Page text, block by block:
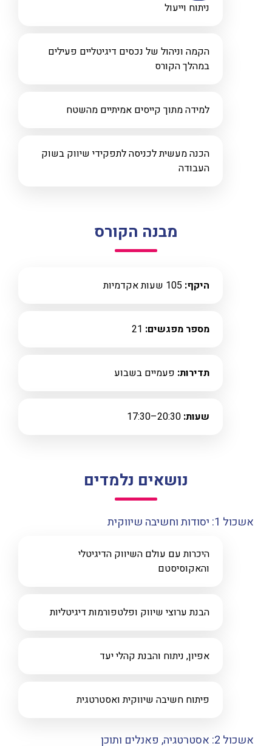
ניתוח וייעול
הקמה וניהול של נכסים דיגיטליים פעילים
במהלך הקורס
למידה מתוך קייסים אמיתיים מהשטח
הכנה מעשית לכניסה לתפקידי שיווק בשוק
העבודה
מבנה הקורס
היקף:
מספר מפגשים:
תדירות: פעמיים בשבוע
שעות:
נושאים נלמדים
אשכול 1: יסודות וחשיבה שיווקית
היכרות עם עולם השיווק הדיגיטלי
והאקוסיסטם
הבנת ערוצי שיווק ופלטפורמות דיגיטליות
אפיון, ניתוח והבנת קהלי יעד
פיתוח חשיבה שיווקית ואסטרטגית
אשכול 2: אסטרטגיה, פאנלים ותוכן